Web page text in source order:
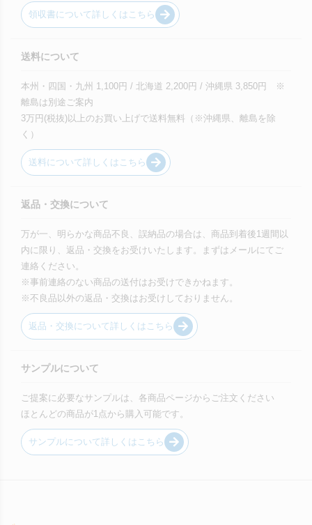
領収書について詳しくはこちら
送料について
本州・四国・九州 1,100円 / 北海道 2,200円 / 沖縄県 3,850円 ※
離島は別途ご案内
3万円(税抜)以上のお買い上げで送料無料（※沖縄県、離島を除
く）
送料について詳しくはこちら
返品・交換について
万が一、明らかな商品不良、誤納品の場合は、商品到着後1週間以
内に限り、返品・交換をお受けいたします。まずはメールにてご
連絡ください。
※事前連絡のない商品の送付はお受けできかねます。
※不良品以外の返品・交換はお受けしておりません。
返品・交換について詳しくはこちら
サンプルについて
ご提案に必要なサンプルは、各商品ページからご注文ください
ほとんどの商品が1点から購入可能です。
サンプルについて詳しくはこちら